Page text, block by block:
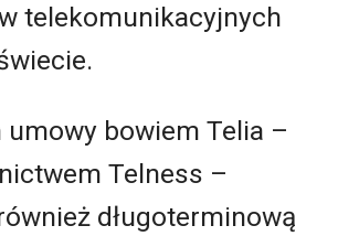
telekomunikacyjnych
umowy bowiem Telia –
Telness –
długoterminową